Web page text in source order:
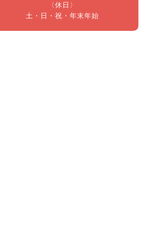
〈休日〉
土・日・祝・年末年始